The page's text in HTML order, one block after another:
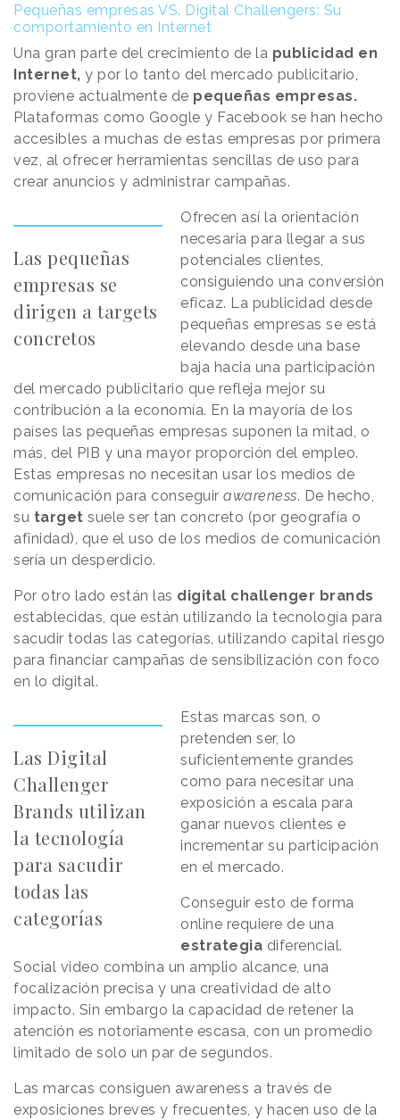
Pequeñas empresas VS. Digital Challengers: Su
comportamiento en Internet
Una gran parte del crecimiento de la publicidad en
Internet, y por lo tanto del mercado publicitario,
proviene actualmente de pequeñas empresas.
Plataformas como Google y Facebook se han hecho
accesibles a muchas de estas empresas por primera
vez, al ofrecer herramientas sencillas de uso para
crear anuncios y administrar campañas.
Las pequeñas
empresas se
dirigen a targets
concretos
Ofrecen así la orientación
necesaria para llegar a sus
potenciales clientes,
consiguiendo una conversión
eficaz. La publicidad desde
pequeñas empresas se está
elevando desde una base
baja hacia una participación
del mercado publicitario que refleja mejor su
contribución a la economía. En la mayoría de los
países las pequeñas empresas suponen la mitad, o
más, del PIB y una mayor proporción del empleo.
Estas empresas no necesitan usar los medios de
comunicación para conseguir awareness. De hecho,
su target suele ser tan concreto (por geografía o
afinidad), que el uso de los medios de comunicación
sería un desperdicio.
Por otro lado están las digital challenger brands
establecidas, que están utilizando la tecnología para
sacudir todas las categorías, utilizando capital riesgo
para financiar campañas de sensibilización con foco
en lo digital.
Las Digital
Challenger
Brands utilizan
la tecnología
para sacudir
todas las
categorías
Estas marcas son, o
pretenden ser, lo
suficientemente grandes
como para necesitar una
exposición a escala para
ganar nuevos clientes e
incrementar su participación
en el mercado.
Conseguir esto de forma
online requiere de una
estrategia diferencial.
Social video combina un amplio alcance, una
focalización precisa y una creatividad de alto
impacto. Sin embargo la capacidad de retener la
atención es notoriamente escasa, con un promedio
limitado de solo un par de segundos.
Las marcas consiguen awareness a través de
exposiciones breves y frecuentes, y hacen uso de la